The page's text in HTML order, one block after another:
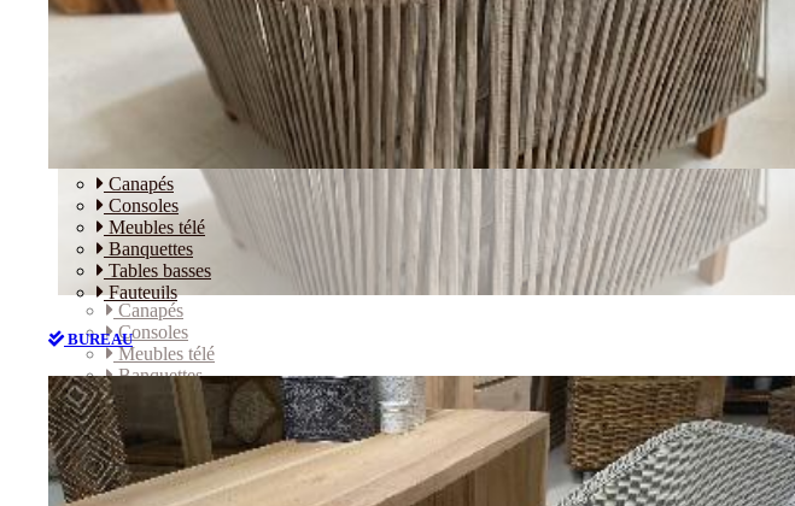
Canapés
Consoles
Meubles télé
Banquettes
Tables basses
Fauteuils
BUREAU
Canapés
Consoles
Meubles télé
Banquettes
Tables basses
Fauteuils
BUREAU